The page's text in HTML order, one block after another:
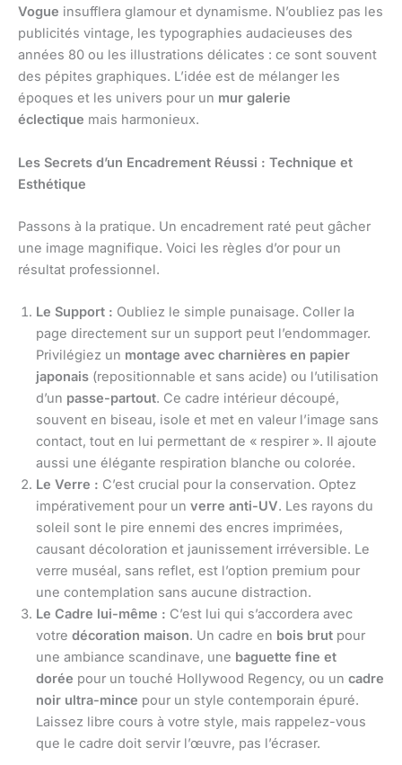
Vogue insufflera glamour et dynamisme. N’oubliez pas les
publicités vintage, les typographies audacieuses des
années 80 ou les illustrations délicates : ce sont souvent
des pépites graphiques. L’idée est de mélanger les
époques et les univers pour un mur galerie
éclectique mais harmonieux.
Les Secrets d’un Encadrement Réussi : Technique et
Esthétique
Passons à la pratique. Un encadrement raté peut gâcher
une image magnifique. Voici les règles d’or pour un
résultat professionnel.
Le Support : Oubliez le simple punaisage. Coller la
page directement sur un support peut l’endommager.
Privilégiez un montage avec charnières en papier
japonais (repositionnable et sans acide) ou l’utilisation
d’un passe-partout. Ce cadre intérieur découpé,
souvent en biseau, isole et met en valeur l’image sans
contact, tout en lui permettant de « respirer ». Il ajoute
aussi une élégante respiration blanche ou colorée.
Le Verre : C’est crucial pour la conservation. Optez
impérativement pour un verre anti-UV. Les rayons du
soleil sont le pire ennemi des encres imprimées,
causant décoloration et jaunissement irréversible. Le
verre muséal, sans reflet, est l’option premium pour
une contemplation sans aucune distraction.
Le Cadre lui-même : C’est lui qui s’accordera avec
votre décoration maison. Un cadre en bois brut pour
une ambiance scandinave, une baguette fine et
dorée pour un touché Hollywood Regency, ou un cadre
noir ultra-mince pour un style contemporain épuré.
Laissez libre cours à votre style, mais rappelez-vous
que le cadre doit servir l’œuvre, pas l’écraser.